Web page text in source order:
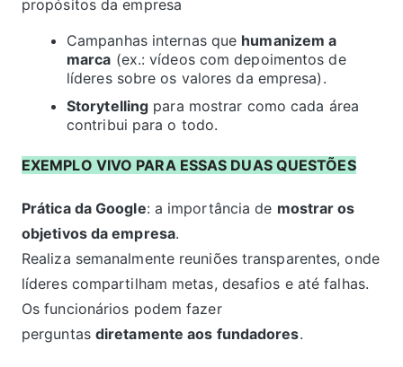
propósitos da empresa
Campanhas internas que humanizem a
marca (ex.: vídeos com depoimentos de
líderes sobre os valores da empresa).
Storytelling para mostrar como cada área
contribui para o todo.
EXEMPLO VIVO PARA ESSAS DUAS QUESTÕES
Prática da Google: a importância de mostrar os
objetivos da empresa.
Realiza semanalmente reuniões transparentes, onde
líderes compartilham metas, desafios e até falhas.
Os funcionários podem fazer
perguntas diretamente aos fundadores.